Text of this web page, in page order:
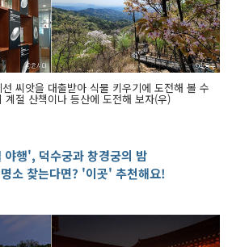
씨앗을 대출받아 식물 키우기에 도전해 볼 수
계절 산책이나 등산에 도전해 보자(우)
행', 덕수궁과 창경궁의 밤
소 찾는다면? '이곳' 추천해요!